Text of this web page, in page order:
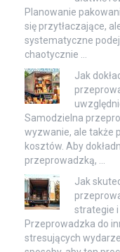
Planowanie
się przytłaczające,
systematyczne
chaotycznie …
Jak
Samodzielna
wyzwanie, ale także
kosztów. Aby
przeprowadzką, …
Jak
strategie i
Przeprowadzka do
stresujących